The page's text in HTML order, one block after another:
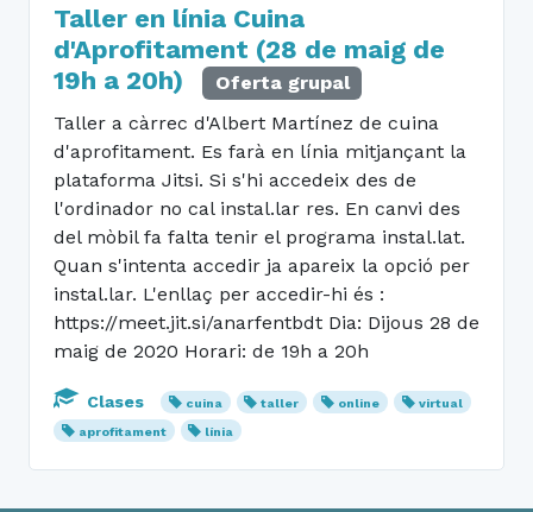
Taller en línia Cuina
d'Aprofitament (28 de maig de
19h a 20h)
Oferta grupal
Taller a càrrec d'Albert Martínez de cuina
d'aprofitament. Es farà en línia mitjançant la
plataforma Jitsi. Si s'hi accedeix des de
l'ordinador no cal instal.lar res. En canvi des
del mòbil fa falta tenir el programa instal.lat.
Quan s'intenta accedir ja apareix la opció per
instal.lar. L'enllaç per accedir-hi és :
https://meet.jit.si/anarfentbdt Dia: Dijous 28 de
maig de 2020 Horari: de 19h a 20h
Clases cuina taller online
virtual
aprofitament
línia